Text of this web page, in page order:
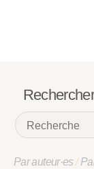
Par auteur·es/